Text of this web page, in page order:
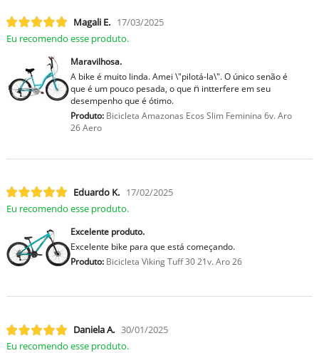
Magali E. 17/03/2025
Eu recomendo esse produto.
Maravilhosa.
A bike é muito linda. Amei \"pilotá-la\". O único senão é
que é um pouco pesada, o que n̈ intterfere em seu
desempenho que é ótimo.
Produto:Bicicleta Amazonas Ecos Slim Feminina 6v. Aro
26 Aero
Eduardo K. 17/02/2025
Eu recomendo esse produto.
Excelente produto.
Excelente bike para que está começando.
Produto:Bicicleta Viking Tuff 30 21v. Aro 26
Daniela A. 30/01/2025
Eu recomendo esse produto.